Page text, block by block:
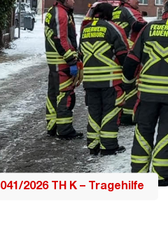
041/2026 TH K – Tragehilfe